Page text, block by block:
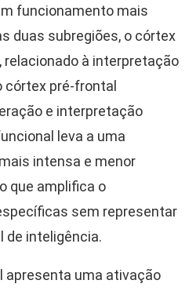
funcionamento mais
duas subregiões, o córtex
à interpretação
córtex pré-frontal
e interpretação
leva a uma
intensa e menor
que amplifica o
sem representar
de inteligência.
apresenta uma ativação